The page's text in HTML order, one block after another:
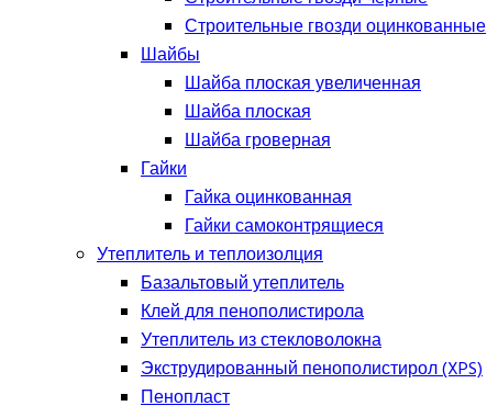
Строительные гвозди оцинкованные
Шайбы
Шайба плоская увеличенная
Шайба плоская
Шайба гроверная
Гайки
Гайка оцинкованная
Гайки самоконтрящиеся
Утеплитель и теплоизолция
Базальтовый утеплитель
Клей для пенополистирола
Утеплитель из стекловолокна
Экструдированный пенополистирол (XPS)
Пенопласт